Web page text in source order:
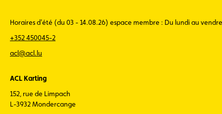
Horaires d'été (du 03 - 14.08.26) espace membre : Du lundi au
+352 450045-2
acl@acl.lu
ACL Karting
152, rue de Limpach
L-3932 Mondercange